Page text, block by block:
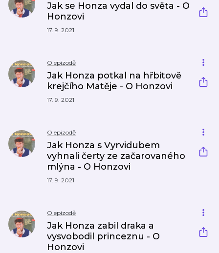
Jak se Honza vydal do světa - O
Honzovi
17. 9. 2021
O epizodě
Jak Honza potkal na hřbitově
krejčího Matěje - O Honzovi
17. 9. 2021
O epizodě
Jak Honza s Vyrvidubem
vyhnali čerty ze začarovaného
mlýna - O Honzovi
17. 9. 2021
O epizodě
Jak Honza zabil draka a
vysvobodil princeznu - O
Honzovi